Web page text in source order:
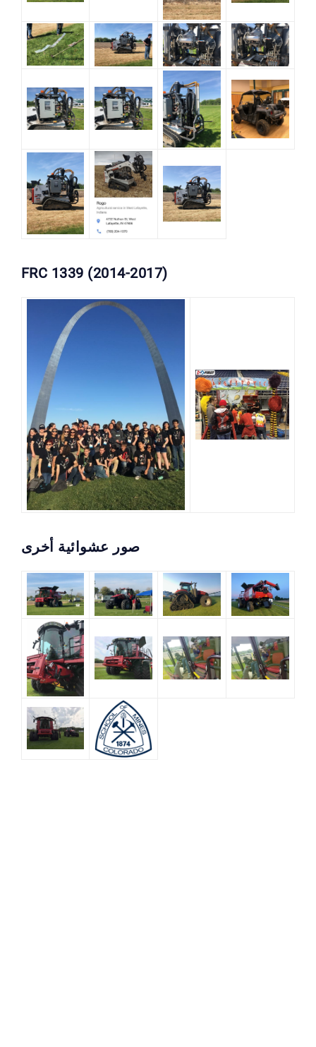
FRC 1339 (2014-2017)
صور عشوائية أخرى